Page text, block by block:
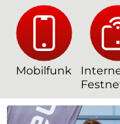
Mobilfunk